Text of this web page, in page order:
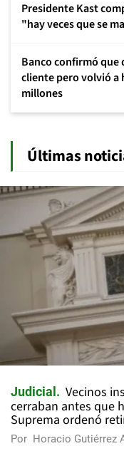
Presidente Kast
"hay veces que se
Banco confirmó que
cliente pero volvió a
millones
Últimas
Judicial
Vecinos
cerraban antes que
Suprema ordenó
Por Horacio Gutiérrez